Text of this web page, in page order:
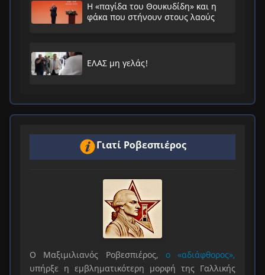
Η «παγίδα του Θουκυδίδη» και η
φάκα που στήνουν στους λαούς
ΕΛΑΣ μη γελάς!
Γιατί Ροβεσπιέρος
Ο Μαξιμιλιανός Ροβεσπιέρος, ο «αδιάφθορος»,
υπήρξε η εμβληματικότερη μορφή της Γαλλικής